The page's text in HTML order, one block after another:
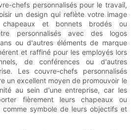
chefs personnalisés pour le travail,
un design qui reflète votre image
chapeaux et bonnets brodés ou
personnalisés avec des logos
ou d'autres éléments de marque
et raffiné pour les employés lors
de conférences ou d'autres
Les couvre-chefs personnalisés
un excellent moyen de promouvoir le
au sein d'une entreprise, car les
fièrement leurs chapeaux ou
comme symbole de leurs objectifs et